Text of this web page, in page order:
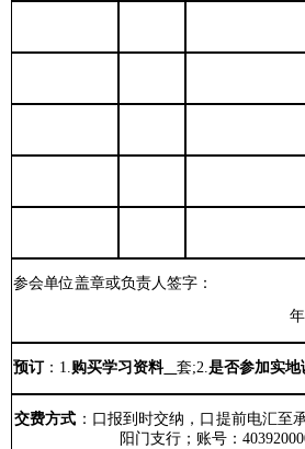
参会单位盖章或负责人签字：
预订： 1.购买学习资料 套;2.是否参加实地
交费方式 ： 口 报到时交纳， 口 提前电汇至
阳门支行； 账号：